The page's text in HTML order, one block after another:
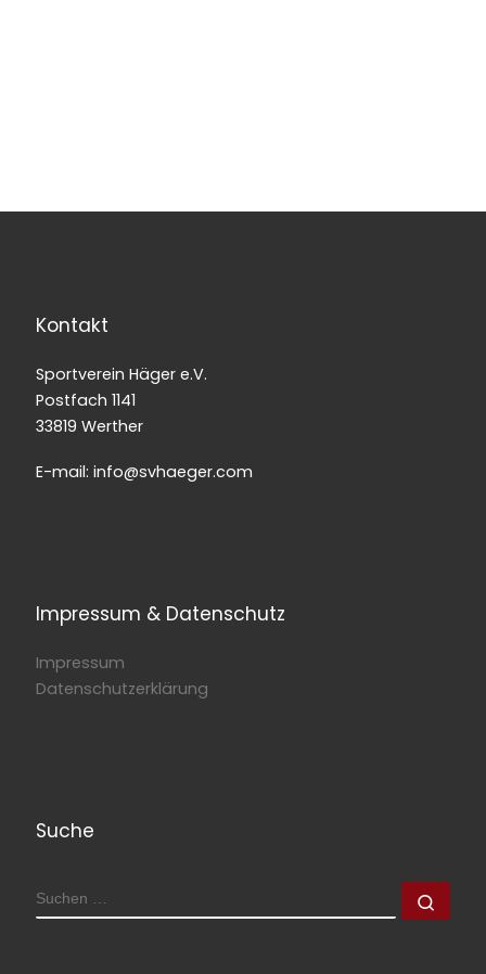
Kontakt
Sportverein Häger e.V.
Postfach 1141
33819 Werther
E-mail: info@svhaeger.com
Impressum & Datenschutz
Impressum
Datenschutzerklärung
Suche
SUCHE